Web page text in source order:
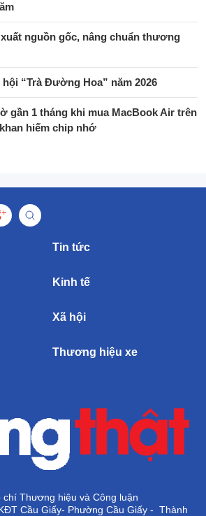
nguồn gốc, nâng chuẩn thương
hội “Trà Đường Hoa” năm 2026
gần 1 tháng khi mua MacBook Air trên
hiếm chip nhớ
Tin tức
Kinh tế
Xã hội
Thương hiệu xe
Thương hiệu và Công luận
Cầu Giấy- Phường Cầu Giấy - Thành